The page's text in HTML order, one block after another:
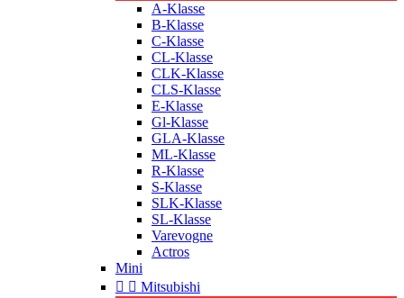
A-Klasse
B-Klasse
C-Klasse
CL-Klasse
CLK-Klasse
CLS-Klasse
E-Klasse
Gl-Klasse
GLA-Klasse
ML-Klasse
R-Klasse
S-Klasse
SLK-Klasse
SL-Klasse
Varevogne
Actros
Mini
  Mitsubishi